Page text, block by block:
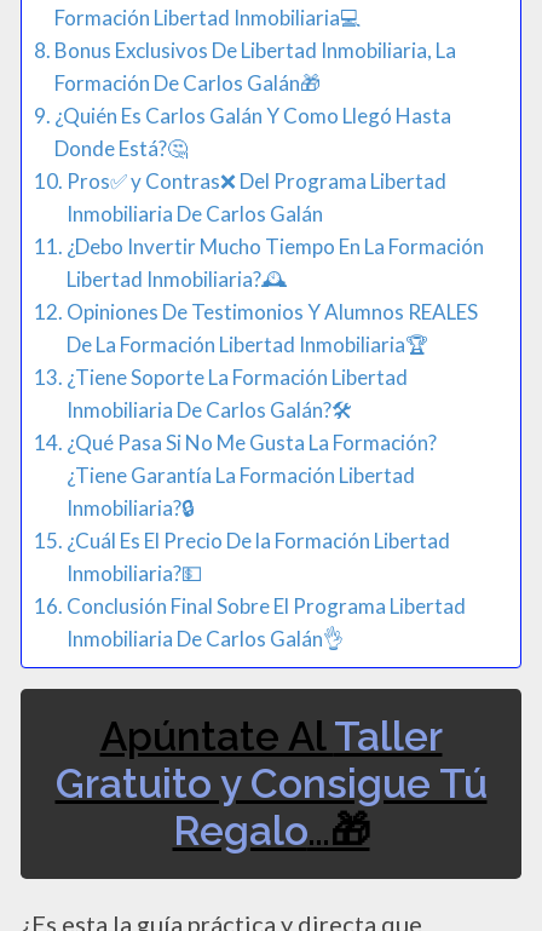
Formación Libertad Inmobiliaria💻
Bonus Exclusivos De Libertad Inmobiliaria, La
Formación De Carlos Galán🎁​
¿Quién Es Carlos Galán Y Como Llegó Hasta
Donde Está?​🤔
Pros✅ y Contras❌ Del Programa Libertad
Inmobiliaria De Carlos Galán
¿Debo Invertir Mucho Tiempo En La Formación
Libertad Inmobiliaria?🕰️​
Opiniones De Testimonios Y Alumnos REALES
De La Formación Libertad Inmobiliaria​🏆
¿Tiene Soporte La Formación Libertad
Inmobiliaria De Carlos Galán?🛠️
¿Qué Pasa Si No Me Gusta La Formación?
¿Tiene Garantía La Formación Libertad
Inmobiliaria?🔒​
¿Cuál Es El Precio De la Formación Libertad
Inmobiliaria?💵​
Conclusión Final Sobre El Programa Libertad
Inmobiliaria De Carlos Galán👌​
Apúntate AlTaller
Gratuito y Consigue Tú
Regalo…🎁
¿Es esta la guía práctica y directa que